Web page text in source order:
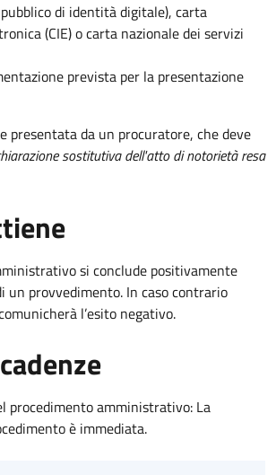
di identità digitale), carta
(CIE) o carta nazionale dei servizi
prevista per la presentazione
presentata da un procuratore, che deve
sostitutiva dell'atto di notorietà resa
si conclude positivamente
un provvedimento. In caso contrario
l’esito negativo.
procedimento amministrativo: La
è immediata.